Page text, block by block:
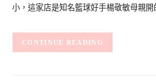
小，這家店是知名籃球好手楊敬敏母親開
CONTINUE READING